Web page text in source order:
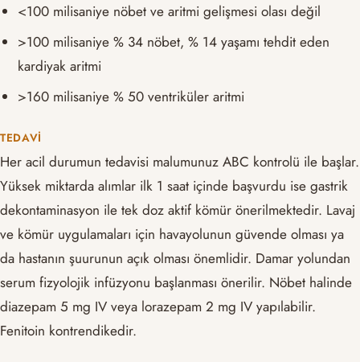
<100 milisaniye nöbet ve aritmi gelişmesi olası değil
>100 milisaniye % 34 nöbet, % 14 yaşamı tehdit eden
kardiyak aritmi
>160 milisaniye % 50 ventriküler aritmi
TEDAVI
Her acil durumun tedavisi malumunuz ABC kontrolü ile başlar.
Yüksek miktarda alımlar ilk 1 saat içinde başvurdu ise gastrik
dekontaminasyon ile tek doz aktif kömür önerilmektedir. Lavaj
ve kömür uygulamaları için havayolunun güvende olması ya
da hastanın şuurunun açık olması önemlidir. Damar yolundan
serum fizyolojik infüzyonu başlanması önerilir. Nöbet halinde
diazepam 5 mg IV veya lorazepam 2 mg IV yapılabilir.
Fenitoin kontrendikedir.